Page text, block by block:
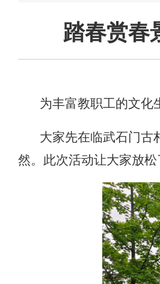
踏春赏春
为丰富教职工的文化
大家先在临武石门古
然。此次活动让大家放